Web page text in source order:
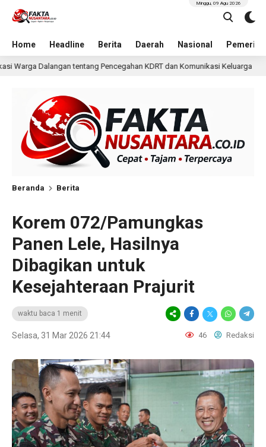
Home Headline Berita Daerah Nasional
Minggu, 09 Agu 2026
KDRT dan Komunikasi Keluarga 1 hari lalu KKN Undip
Beranda Berita
Korem 072/Pamungkas
Panen Lele, Hasilnya
Dibagikan untuk
Kesejahteraan Prajurit
waktu baca 1 menit
Selasa, 31 Mar 2026 21:44 46 Redaksi